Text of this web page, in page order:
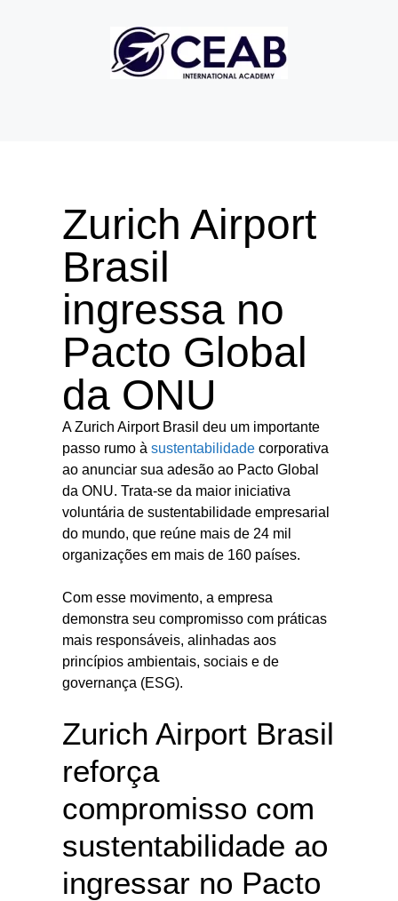
Zurich Airport
Brasil
ingressa no
Pacto Global
da ONU
A Zurich Airport Brasil deu um importante
passo rumo à sustentabilidade corporativa
ao anunciar sua adesão ao Pacto Global
da ONU. Trata-se da maior iniciativa
voluntária de sustentabilidade empresarial
do mundo, que reúne mais de 24 mil
organizações em mais de 160 países.
Com esse movimento, a empresa
demonstra seu compromisso com práticas
mais responsáveis, alinhadas aos
princípios ambientais, sociais e de
governança (ESG).
Zurich Airport Brasil
reforça
compromisso com
sustentabilidade ao
ingressar no Pacto